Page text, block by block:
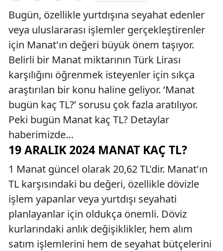
Bugün, özellikle yurtdışına seyahat edenler
veya uluslararası işlemler gerçekleştirenler
için Manat'ın değeri büyük önem taşıyor.
Belirli bir Manat miktarının Türk Lirası
karşılığını öğrenmek isteyenler için sıkça
araştırılan bir konu haline geliyor. ‘Manat
bugün kaç TL?’ sorusu çok fazla aratılıyor.
Peki bugün Manat kaç TL? Detaylar
haberimizde…
19 ARALIK 2024 MANAT KAÇ TL?
1 Manat güncel olarak 20,62 TL'dir. Manat'ın
TL karşısındaki bu değeri, özellikle dövizle
işlem yapanlar veya yurtdışı seyahati
planlayanlar için oldukça önemli. Döviz
kurlarındaki anlık değişiklikler, hem alım
satım işlemlerini hem de seyahat bütçelerini